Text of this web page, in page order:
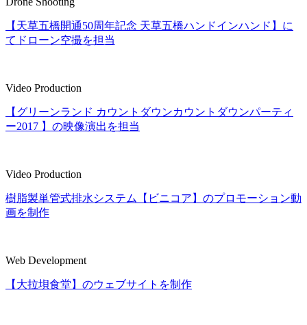
【天草五橋開通50周年記念 天草五橋ハンドインハンド】に
てドローン空撮を担当
Video Production
【グリーンランド カウントダウンカウントダウンパーティ
ー2017 】の映像演出を担当
Video Production
樹脂製単管式排水システム【ビニコア】のプロモーション動
画を制作
Web Development
【大拉垻食堂】のウェブサイトを制作